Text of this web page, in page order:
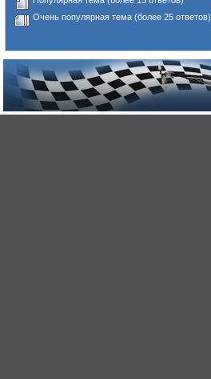
Очень популярная тема (более 25 ответов)